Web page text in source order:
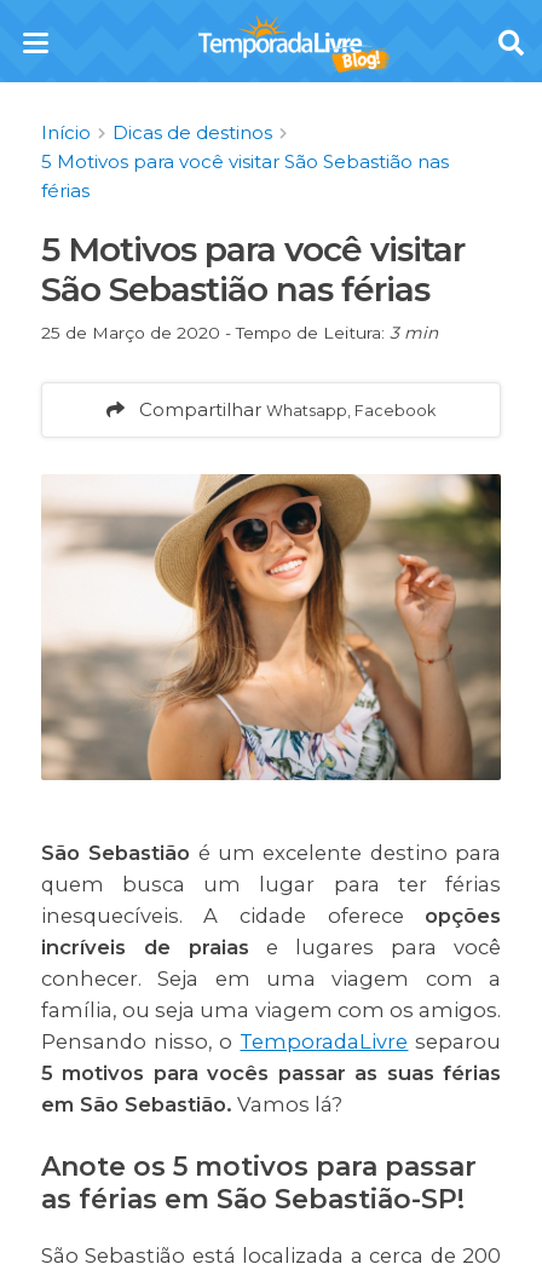
Início
Dicas de destinos
5 Motivos para você visitar São Sebastião nas
férias
5 Motivos para você visitar
São Sebastião nas férias
25 de Março de 2020 - Tempo de Leitura: 3 min
Compartilhar Whatsapp, Facebook
São Sebastião é um excelente destino para
quem busca um lugar para ter férias
inesquecíveis. A cidade oferece opções
incríveis de praias e lugares para você
conhecer. Seja em uma viagem com a
família, ou seja uma viagem com os amigos.
Pensando nisso, o TemporadaLivre separou
5 motivos para vocês passar as suas férias
em São Sebastião. Vamos lá?
Anote os 5 motivos para passar
as férias em São Sebastião-SP!
São Sebastião está localizada a cerca de 200